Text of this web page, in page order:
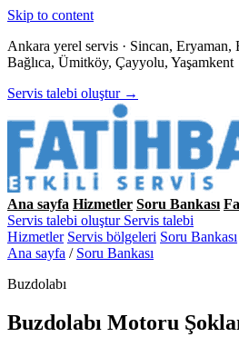
Skip to content
Ankara yerel servis · Sincan, Eryaman,
Bağlıca, Ümitköy, Çayyolu, Yaşamkent
Servis talebi oluştur →
Ana sayfa Hizmetler Soru Bankası
Servis talebi oluştur Servis talebi
Hizmetler Servis bölgeleri Soru Bankası
Ana sayfa / Soru Bankası
Buzdolabı
Buzdolabı Motoru